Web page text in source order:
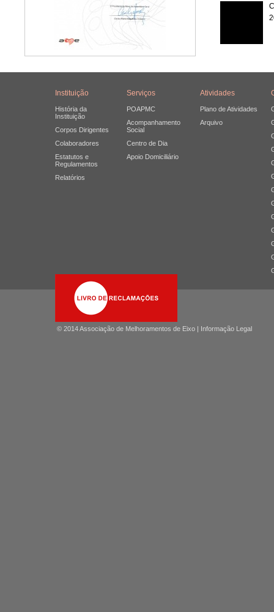
Instituição
História da
Instituição
Corpos Dirigentes
Colaboradores
Estatutos e
Regulamentos
Relatórios
Serviços
POAPMC
Acompanhamento
Social
Centro de Dia
Apoio Domiciliário
Atividades
Plano de Atividades
Arquivo
© 2014 Associação de Melhoramentos de Eixo | Informação Legal